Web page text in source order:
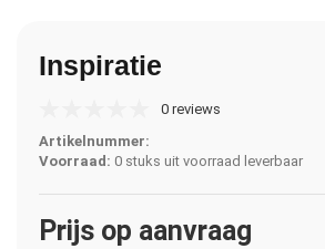
Inspiratie
0 reviews
Artikelnummer:
Voorraad: 0 stuks uit voorraad leverbaar
Prijs op aanvraag